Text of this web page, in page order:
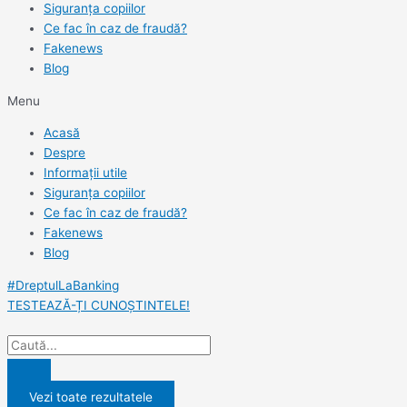
Siguranța copiilor
Ce fac în caz de fraudă?
Fakenews
Blog
Menu
Acasă
Despre
Informații utile
Siguranța copiilor
Ce fac în caz de fraudă?
Fakenews
Blog
#DreptulLaBanking
TESTEAZĂ-ȚI CUNOȘTINTELE!
Vezi toate rezultatele